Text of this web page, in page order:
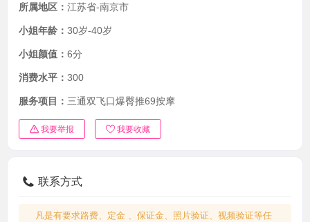
所属地区： 江苏省-南京市
小姐年龄： 30岁-40岁
小姐颜值： 6分
消费水平： 300
服务项目： 三通双飞口爆臀推69按摩
我要举报 我要收藏
联系方式
凡是有要求路费、定金 、保证金、照片验证、视频验证等任